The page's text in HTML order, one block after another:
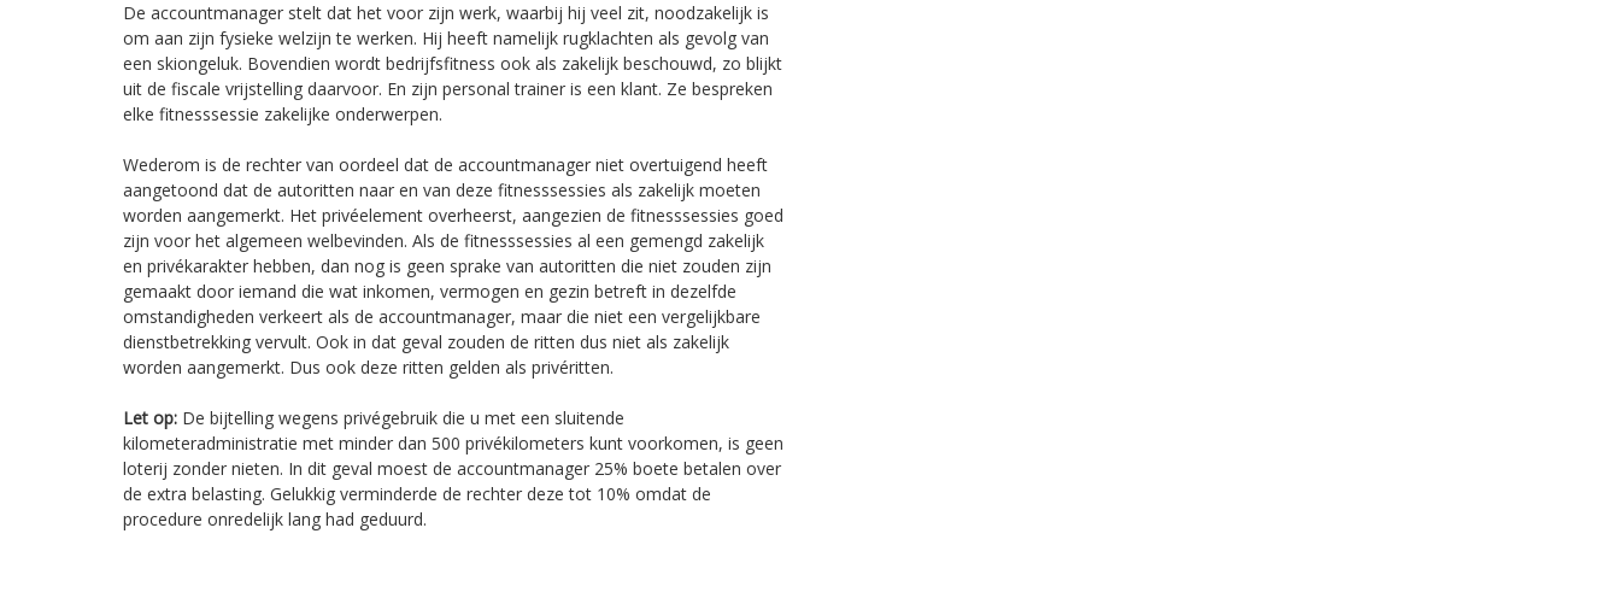
De accountmanager stelt dat het voor zijn werk, waarbij hij veel zit, noodzakelijk is
om aan zijn fysieke welzijn te werken. Hij heeft namelijk rugklachten als gevolg van
een skiongeluk. Bovendien wordt bedrijfsfitness ook als zakelijk beschouwd, zo blijkt
uit de fiscale vrijstelling daarvoor. En zijn personal trainer is een klant. Ze bespreken
elke fitnesssessie zakelijke onderwerpen.
Wederom is de rechter van oordeel dat de accountmanager niet overtuigend heeft
aangetoond dat de autoritten naar en van deze fitnesssessies als zakelijk moeten
worden aangemerkt. Het privéelement overheerst, aangezien de fitnesssessies goed
zijn voor het algemeen welbevinden. Als de fitnesssessies al een gemengd zakelijk
en privékarakter hebben, dan nog is geen sprake van autoritten die niet zouden zijn
gemaakt door iemand die wat inkomen, vermogen en gezin betreft in dezelfde
omstandigheden verkeert als de accountmanager, maar die niet een vergelijkbare
dienstbetrekking vervult. Ook in dat geval zouden de ritten dus niet als zakelijk
worden aangemerkt. Dus ook deze ritten gelden als privéritten.
Let op: De bijtelling wegens privégebruik die u met een sluitende
kilometeradministratie met minder dan 500 privékilometers kunt voorkomen, is geen
loterij zonder nieten. In dit geval moest de accountmanager 25% boete betalen over
de extra belasting. Gelukkig verminderde de rechter deze tot 10% omdat de
procedure onredelijk lang had geduurd.